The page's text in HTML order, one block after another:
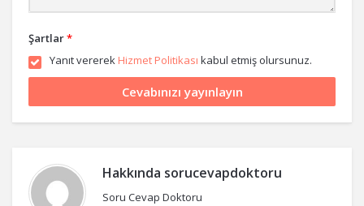
Şartlar*
Yanıt vererek Hizmet Politikası kabul etmiş olursunuz.
Hakkında sorucevapdoktoru
Soru Cevap Doktoru